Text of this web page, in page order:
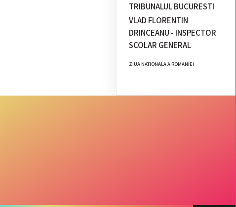
TRIBUNALUL BUCURESTI
VLAD FLORENTIN
DRINCEANU - INSPECTOR
SCOLAR GENERAL
ZIUA NATIONALA A ROMANIEI